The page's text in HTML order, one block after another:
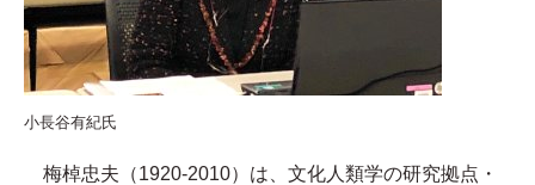
小長谷有紀氏
梅棹忠夫（1920-2010）は、文化人類学の研究拠点・